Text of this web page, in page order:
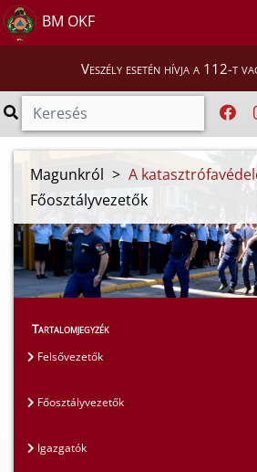
BM OKF
Veszély esetén hívja a 112-t
Magunkról > A
Főosztályvezetők
Tartalomjegyzék
Felsővezetők
Főosztályvezetők
Igazgatók